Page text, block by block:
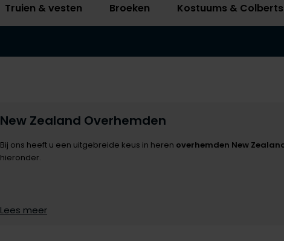
Truien & vesten Broeken Kostuums & Colberts
New Zealand Overhemden
Bij ons heeft u een uitgebreide keus in heren overhemden New
hieronder.
Lees meer